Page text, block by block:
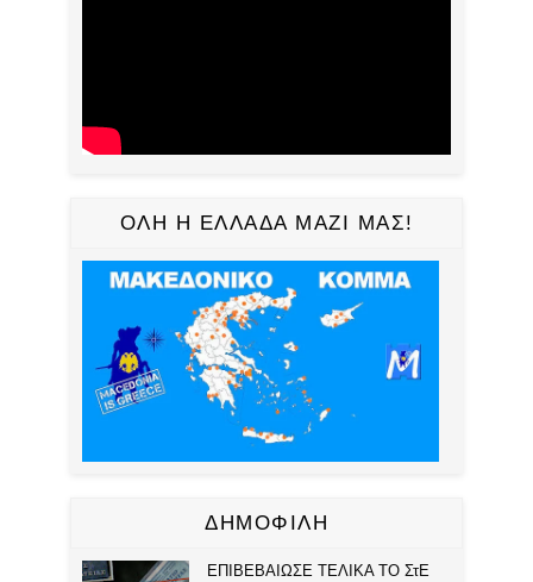
ΟΛΗ Η ΕΛΛΑΔΑ ΜΑΖΙ ΜΑΣ!
ΔΗΜΟΦΙΛΗ
ΕΠΙΒΕΒΑΙΩΣΕ ΤΕΛΙΚΑ ΤΟ ΣτΕ